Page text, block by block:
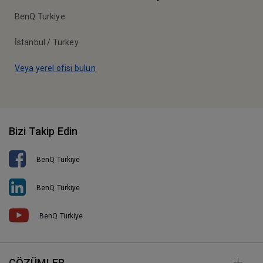
BenQ Turkiye
İstanbul / Turkey
Veya yerel ofisi bulun
Bizi Takip Edin
BenQ Türkiye
BenQ Türkiye
BenQ Türkiye